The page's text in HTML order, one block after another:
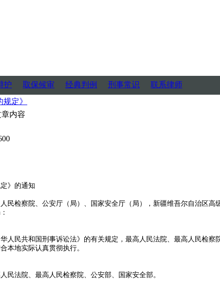
护 取保候审 经典判例 刑事常识
联系律师
定》
内容
》的通知
民检察院、公安厅（局）、国家安全厅（局），新疆维吾尔自治区高
人民共和国刑事诉讼法》的有关规定，最高人民法院、最高人民检
本地实际认真贯彻执行。
民法院、最高人民检察院、公安部、国家安全部。